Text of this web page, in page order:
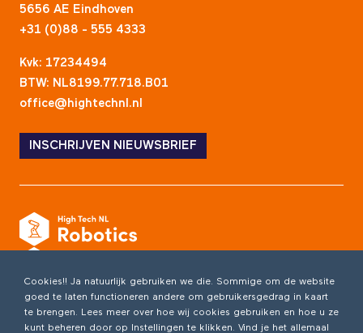
5656 AE Eindhoven
+31 (0)88 - 555 4333
Kvk: 17234494
BTW: NL8199.77.718.B01
office@hightechnl.nl
INSCHRIJVEN NIEUWSBRIEF
Cookies!! Ja natuurlijk gebruiken we die. Sommige om de website
goed te laten functioneren andere om gebruikersgedrag in kaart
te brengen. Lees meer over hoe wij cookies gebruiken en hoe u ze
kunt beheren door op Instellingen te klikken. Vind je het allemaal